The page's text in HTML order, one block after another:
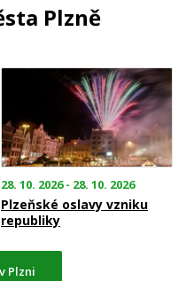
Plzně
28. 10. 2026 - 28. 10. 2026
Plzeňské oslavy vzniku
republiky
Plzni